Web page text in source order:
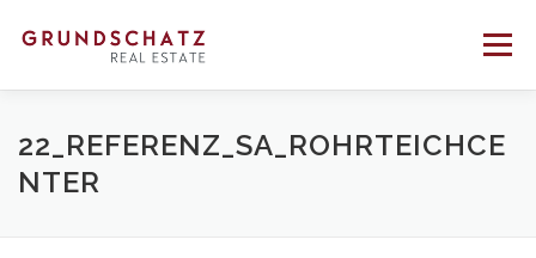
zum
Menü
PROFIL BERATUNG VERMITTLUNG
22_REFERENZ_SA_ROHRTEICHCE
NTER